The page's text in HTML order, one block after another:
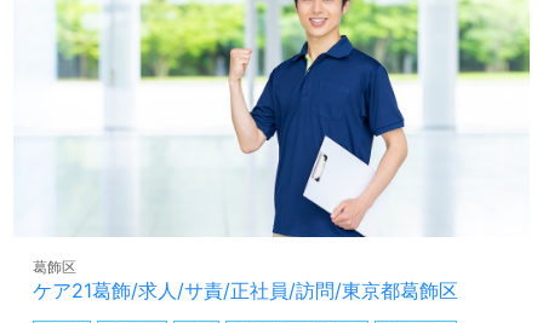
ケア21葛飾/求人/サ責/正社員/訪問/東京都葛飾区
葛飾区